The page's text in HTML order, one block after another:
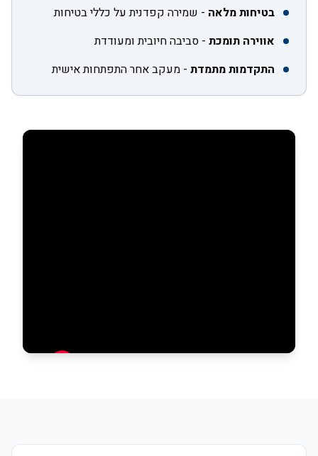
בטיחות מלאה - שמירה קפדנית על כללי בטיחות
אווירה תומכת - סביבה חיובית ומעודדת
התקדמות מתמדת - מעקב אחר התפתחות אישית